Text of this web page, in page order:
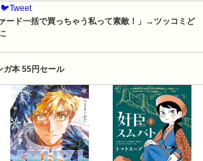
🐦Tweet
ード一括で買っちゃう私って素敵！」→ツッコミど
本 55円セール